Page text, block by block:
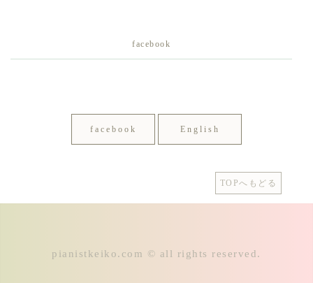
facebook
facebook English
TOPへもどる
pianistkeiko.com © all rights reserved.